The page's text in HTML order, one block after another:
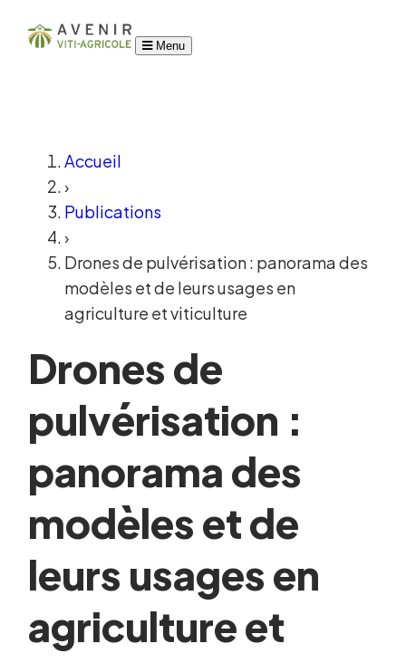
Menu
Accueil
›
Publications
›
Drones de pulvérisation : panorama des
modèles et de leurs usages en
agriculture et viticulture
Drones de
pulvérisation :
panorama des
modèles et de
leurs usages en
agriculture et